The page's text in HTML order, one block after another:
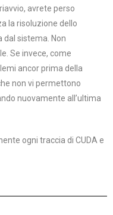
avrete perso
la risoluzione dello
sistema. Non
Se invece, come
ancor prima della
non vi permettono
nuovamente all’ultima
ogni traccia di CUDA e